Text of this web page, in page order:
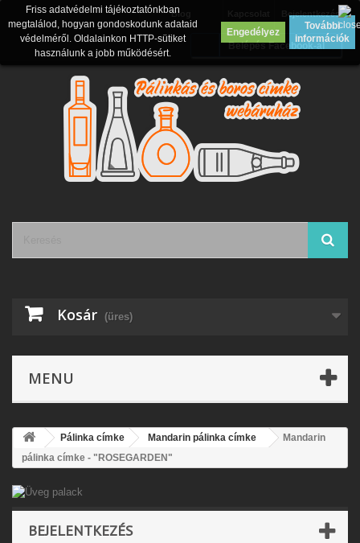
Bejelentkezés
Blog
Belépés Facebook-al
Kosár (üres)
MENU
Friss adatvédelmi tájékoztatónkban
megtalálod, hogyan gondoskodunk adataid
védelméről. Oldalainkon HTTP-sütiket
használunk a jobb működésért.
Engedélyez
További
információk
Pálinka címke Mandarin pálinka címke
Mandarin
pálinka címke - "ROSEGARDEN"
BEJELENTKEZÉS